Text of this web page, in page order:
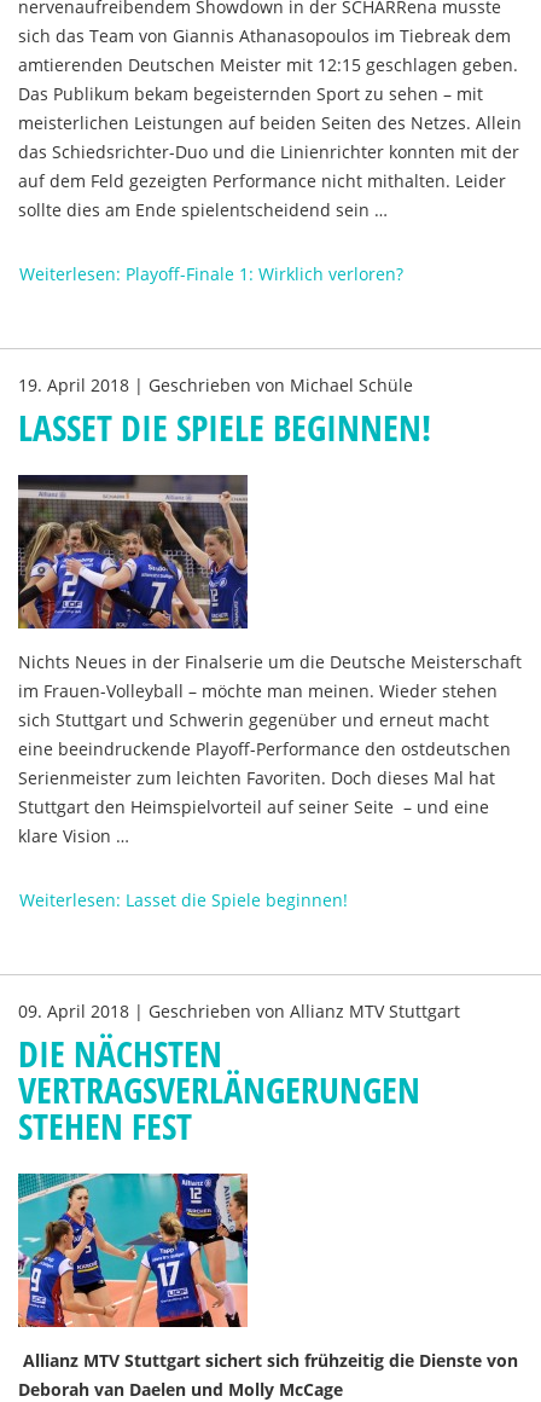
nervenaufreibendem Showdown in der SCHARRena musste
sich das Team von Giannis Athanasopoulos im Tiebreak dem
amtierenden Deutschen Meister mit 12:15 geschlagen geben.
Das Publikum bekam begeisternden Sport zu sehen – mit
meisterlichen Leistungen auf beiden Seiten des Netzes. Allein
das Schiedsrichter-Duo und die Linienrichter konnten mit der
auf dem Feld gezeigten Performance nicht mithalten. Leider
sollte dies am Ende spielentscheidend sein …
Weiterlesen: Playoff-Finale 1: Wirklich verloren?
19. April 2018 | Geschrieben von Michael Schüle
LASSET DIE SPIELE BEGINNEN!
Nichts Neues in der Finalserie um die Deutsche Meisterschaft
im Frauen-Volleyball – möchte man meinen. Wieder stehen
sich Stuttgart und Schwerin gegenüber und erneut macht
eine beeindruckende Playoff-Performance den ostdeutschen
Serienmeister zum leichten Favoriten. Doch dieses Mal hat
Stuttgart den Heimspielvorteil auf seiner Seite – und eine
klare Vision …
Weiterlesen: Lasset die Spiele beginnen!
09. April 2018 | Geschrieben von Allianz MTV Stuttgart
DIE NÄCHSTEN
VERTRAGSVERLÄNGERUNGEN
STEHEN FEST
Allianz MTV Stuttgart sichert sich frühzeitig die Dienste von
Deborah van Daelen und Molly McCage